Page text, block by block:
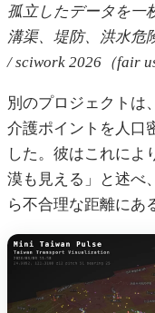
孤立したデータを一
溝渠、堤防、洪水危
/ sciwork 2026（fair
別のプロジェクトは
介護ポイントを人口
した。彼はこれによ
漠も見える」と述べ
ら不合理な距離にあ